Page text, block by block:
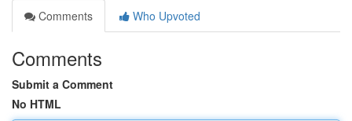
Comments
Who Upvoted
Comments
Submit a Comment
No HTML